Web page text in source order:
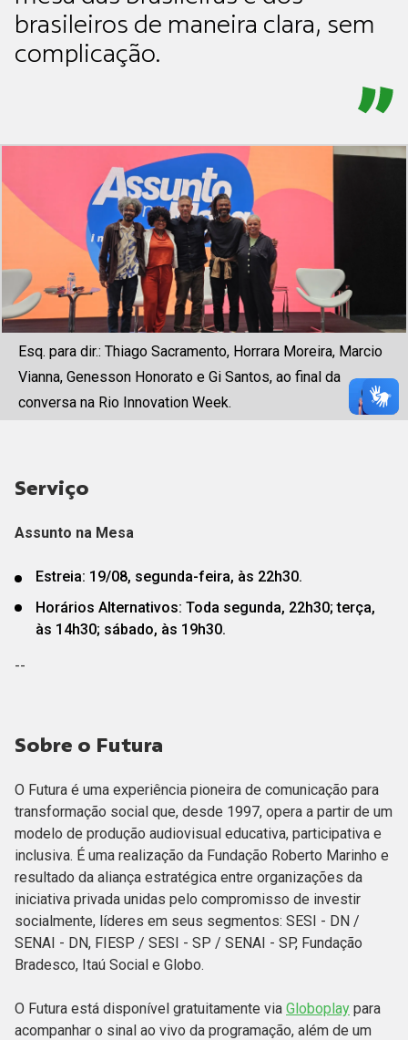
brasileiros de maneira clara, sem
complicação.
Esq. para dir.: Thiago Sacramento, Horrara Moreira, Marcio
Vianna, Genesson Honorato e Gi Santos, ao final da
conversa na Rio Innovation Week.
Serviço
Assunto na Mesa
Estreia: 19/08, segunda-feira, às 22h30.
Horários Alternativos: Toda segunda, 22h30; terça,
às 14h30; sábado, às 19h30.
--
Sobre o Futura
O Futura é uma experiência pioneira de comunicação para
transformação social que, desde 1997, opera a partir de um
modelo de produção audiovisual educativa, participativa e
inclusiva. É uma realização da Fundação Roberto Marinho e
resultado da aliança estratégica entre organizações da
iniciativa privada unidas pelo compromisso de investir
socialmente, líderes em seus segmentos: SESI - DN /
SENAI - DN, FIESP / SESI - SP / SENAI - SP, Fundação
Bradesco, Itaú Social e Globo.
O Futura está disponível gratuitamente via Globoplay para
acompanhar o sinal ao vivo da programação, além de um